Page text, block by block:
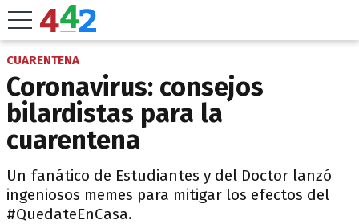
CUARENTENA
Coronavirus: consejos
bilardistas para la
cuarentena
Un fanático de Estudiantes y del Doctor lanzó
ingeniosos memes para mitigar los efectos del
#QuedateEnCasa.